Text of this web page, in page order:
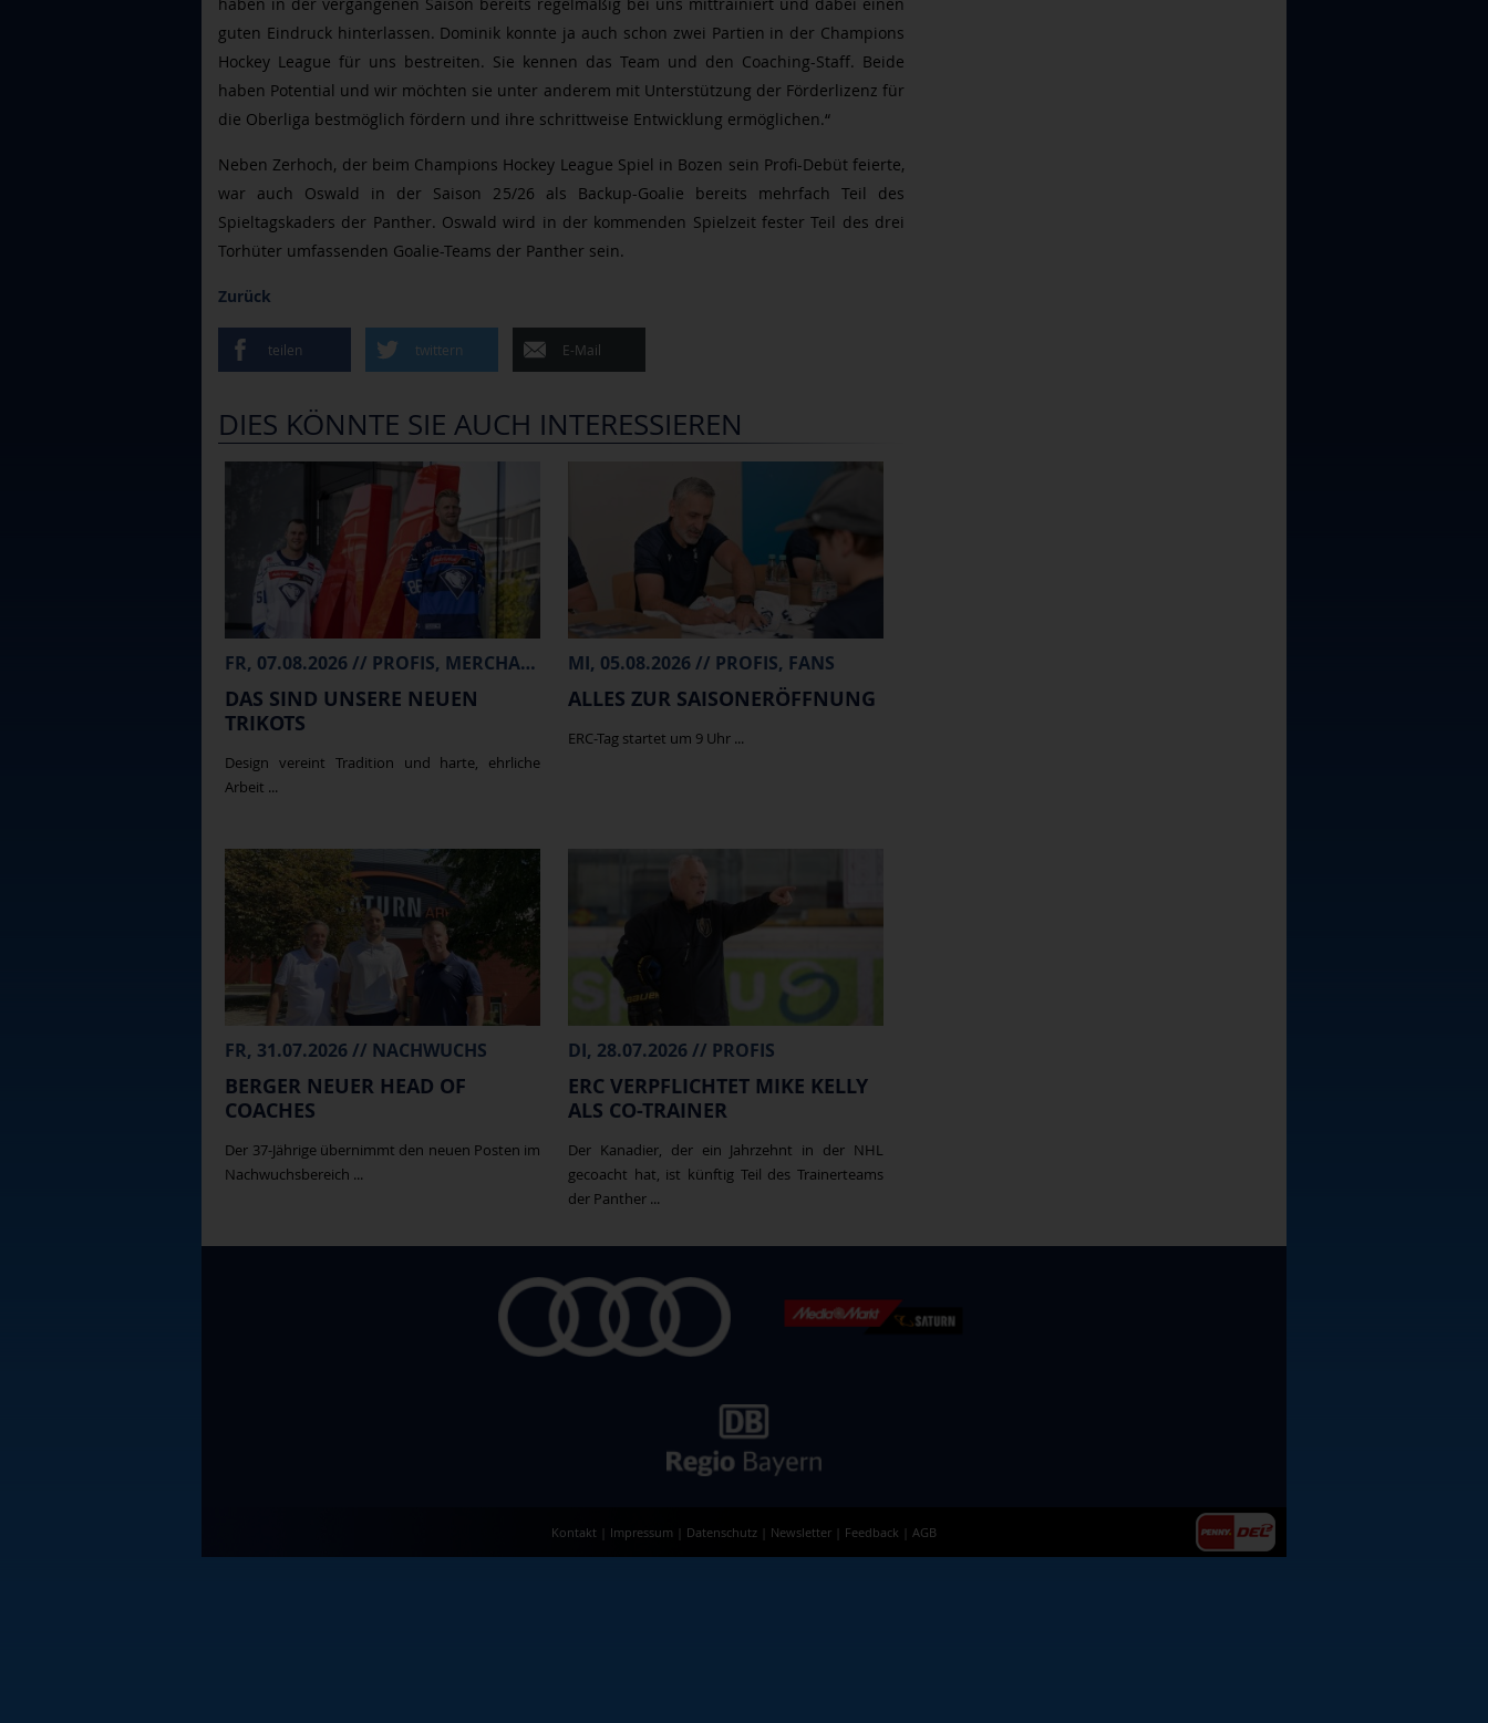
guten Eindruck hinterlassen. Dominik konnte ja auch schon zwei Partien in der Champions
Hockey League für uns bestreiten. Sie kennen das Team und den Coaching-Staff. Beide
haben Potential und wir möchten sie unter anderem mit Unterstützung der Förderlizenz für
die Oberliga bestmöglich fördern und ihre schrittweise Entwicklung ermöglichen.“
Neben Zerhoch, der beim Champions Hockey League Spiel in Bozen sein Profi-Debüt feierte,
war auch Oswald in der Saison 25/26 als Backup-Goalie bereits mehrfach Teil des
Spieltagskaders der Panther. Oswald wird in der kommenden Spielzeit fester Teil des drei
Torhüter umfassenden Goalie-Teams der Panther sein.
Zurück
teilen twittern E-Mail
DIES KÖNNTE SIE AUCH INTERESSIEREN
FR, 07.08.2026 // PROFIS, MERCHANDISE
DAS SIND UNSERE NEUEN
TRIKOTS
Design vereint Tradition und harte, ehrliche
Arbeit ...
MI, 05.08.2026 // PROFIS, FANS
ALLES ZUR SAISONERÖFFNUNG
ERC-Tag startet um 9 Uhr ...
FR, 31.07.2026 // NACHWUCHS
BERGER NEUER HEAD OF
COACHES
Der 37-Jährige übernimmt den neuen Posten im
Nachwuchsbereich ...
DI, 28.07.2026 // PROFIS
ERC VERPFLICHTET MIKE KELLY
ALS CO-TRAINER
Der Kanadier, der ein Jahrzehnt in der NHL
gecoacht hat, ist künftig Teil des Trainerteams
der Panther ...
Kontakt Impressum Datenschutz Newsletter Feedback AGB